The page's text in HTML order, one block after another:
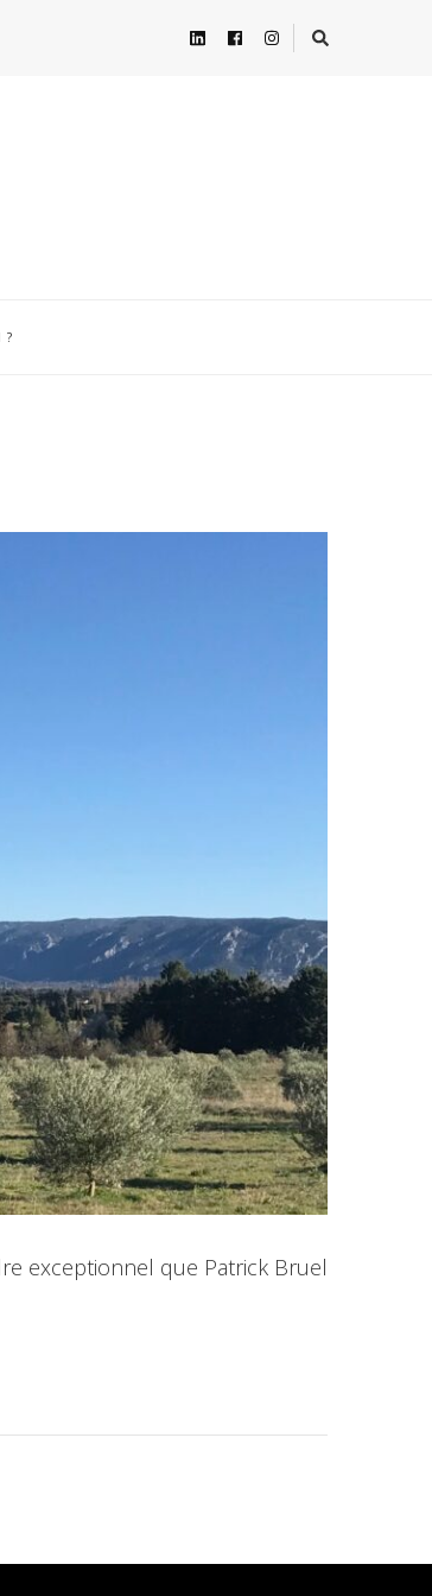
?
exceptionnel que Patrick Bruel